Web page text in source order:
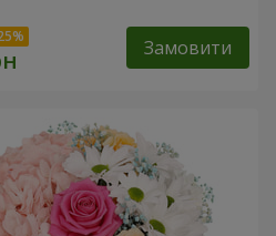
Замовити